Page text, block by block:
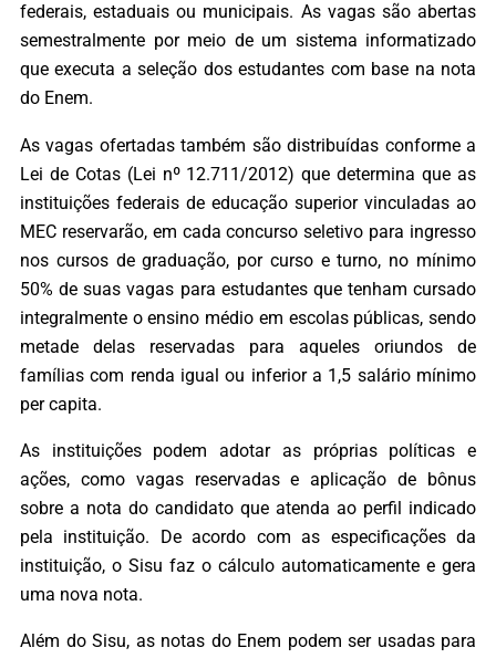
federais, estaduais ou municipais. As vagas são abertas
semestralmente por meio de um sistema informatizado
que executa a seleção dos estudantes com base na nota
do Enem.
As vagas ofertadas também são distribuídas conforme a
Lei de Cotas (Lei nº 12.711/2012) que determina que as
instituições federais de educação superior vinculadas ao
MEC reservarão, em cada concurso seletivo para ingresso
nos cursos de graduação, por curso e turno, no mínimo
50% de suas vagas para estudantes que tenham cursado
integralmente o ensino médio em escolas públicas, sendo
metade delas reservadas para aqueles oriundos de
famílias com renda igual ou inferior a 1,5 salário mínimo
per capita.
As instituições podem adotar as próprias políticas e
ações, como vagas reservadas e aplicação de bônus
sobre a nota do candidato que atenda ao perfil indicado
pela instituição. De acordo com as especificações da
instituição, o Sisu faz o cálculo automaticamente e gera
uma nova nota.
Além do Sisu, as notas do Enem podem ser usadas para